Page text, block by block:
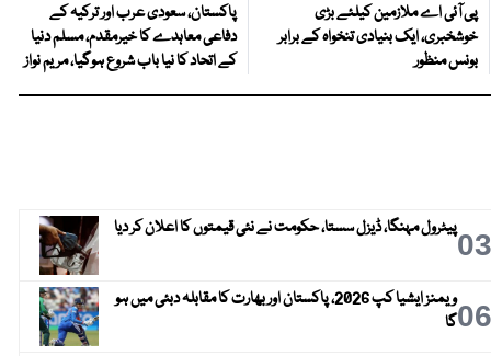
پی آئی اے ملازمین کیلئے بڑی
خوشخبری، ایک بنیادی تنخواہ کے برابر
بونس منظور
پاکستان، سعودی عرب اور ترکیہ کے
دفاعی معاہدے کا خیرمقدم، مسلم دنیا
کے اتحاد کا نیا باب شروع ہوگیا، مریم نواز
03پیٹرول مہنگا، ڈیزل سستا، حکومت نے نئی قیمتوں کا اعلان کر دیا
06
ویمنز ایشیا کپ 2026، پاکستان اور بھارت کا مقابلہ دبئی میں ہو
گا